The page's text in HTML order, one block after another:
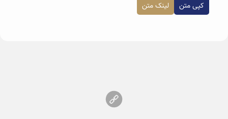
کپی متن لینک متن